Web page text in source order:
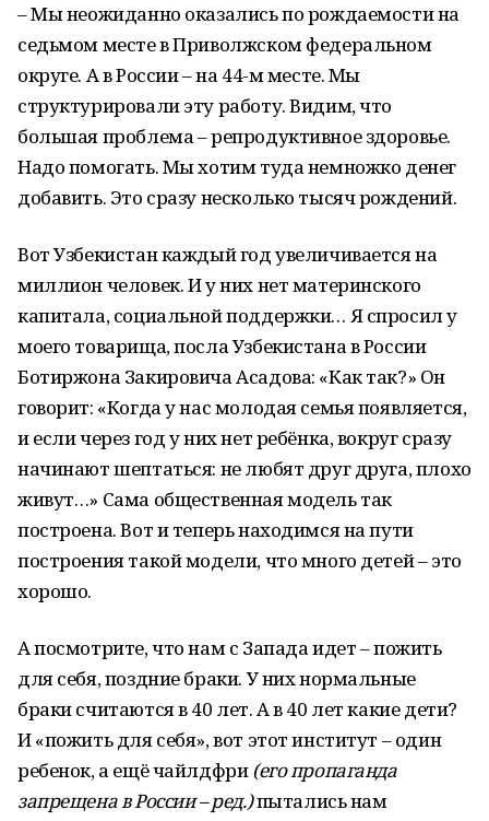
– Мы неожиданно оказались по рождаемости на
седьмом месте в Приволжском федеральном
округе. А в России – на 44-м месте. Мы
структурировали эту работу. Видим, что
большая проблема – репродуктивное здоровье.
Надо помогать. Мы хотим туда немножко денег
добавить. Это сразу несколько тысяч рождений.
Вот Узбекистан каждый год увеличивается на
миллион человек. И у них нет материнского
капитала, социальной поддержки… Я спросил у
моего товарища, посла Узбекистана в России
Ботиржона Закировича Асадова: «Как так?» Он
говорит: «Когда у нас молодая семья появляется,
и если через год у них нет ребёнка, вокруг сразу
начинают шептаться: не любят друг друга, плохо
живут…» Сама общественная модель так
построена. Вот и теперь находимся на пути
построения такой модели, что много детей – это
хорошо.
А посмотрите, что нам с Запада идет – пожить
для себя, поздние браки. У них нормальные
браки считаются в 40 лет. А в 40 лет какие дети?
И «пожить для себя», вот этот институт – один
ребенок, а ещё чайлдфри (его пропаганда
запрещена в России – ред.)пытались нам